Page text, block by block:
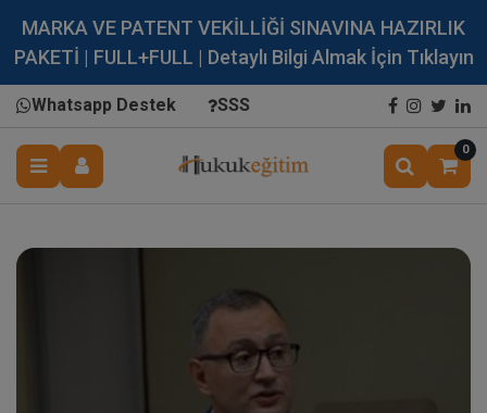
MARKA VE PATENT VEKİLLİĞİ SINAVINA HAZIRLIK
PAKETİ | FULL+FULL | Detaylı Bilgi Almak İçin Tıklayın
Whatsapp Destek SSS
0